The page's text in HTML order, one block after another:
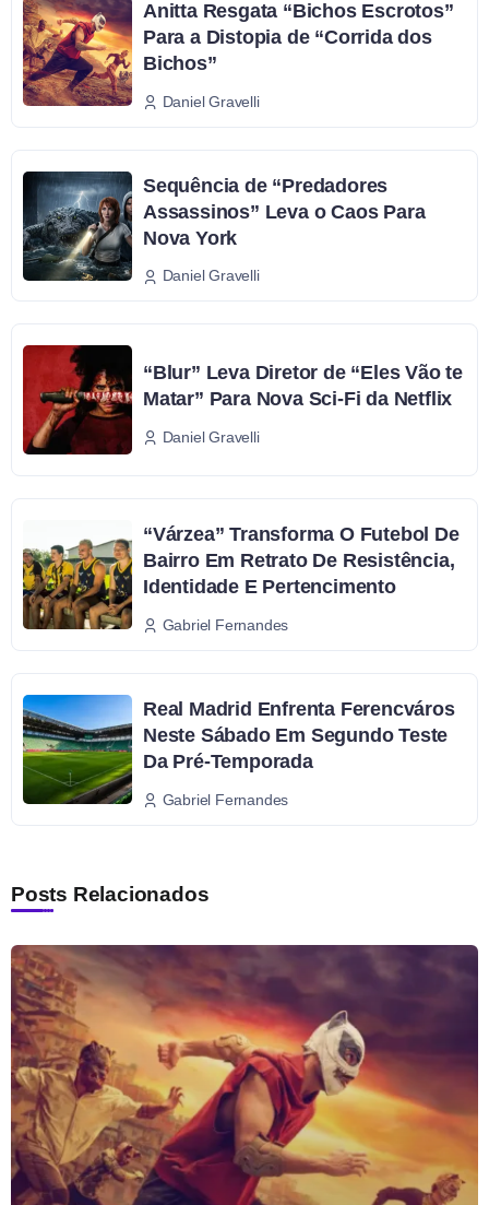
Anitta Resgata “Bichos Escrotos”
Para a Distopia de “Corrida dos
Bichos”
Daniel Gravelli
Sequência de “Predadores
Assassinos” Leva o Caos Para
Nova York
Daniel Gravelli
“Blur” Leva Diretor de “Eles Vão te
Matar” Para Nova Sci-Fi da Netflix
Daniel Gravelli
“Várzea” Transforma O Futebol De
Bairro Em Retrato De Resistência,
Identidade E Pertencimento
Gabriel Fernandes
Real Madrid Enfrenta Ferencváros
Neste Sábado Em Segundo Teste
Da Pré-Temporada
Gabriel Fernandes
Posts Relacionados